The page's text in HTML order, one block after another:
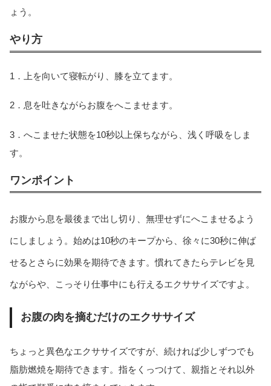
ょう。
やり方
1．上を向いて寝転がり、膝を立てます。
2．息を吐きながらお腹をへこませます。
3．へこませた状態を10秒以上保ちながら、浅く呼吸をしま
す。
ワンポイント
お腹から息を最後まで出し切り、無理せずにへこませるよう
にしましょう。始めは10秒のキープから、徐々に30秒に伸ば
せるとさらに効果を期待できます。慣れてきたらテレビを見
ながらや、こっそり仕事中にも行えるエクササイズですよ。
お腹の肉を摘むだけのエクササイズ
ちょっと異色なエクササイズですが、続ければ少しずつでも
脂肪燃焼を期待できます。指をくっつけて、親指とそれ以外